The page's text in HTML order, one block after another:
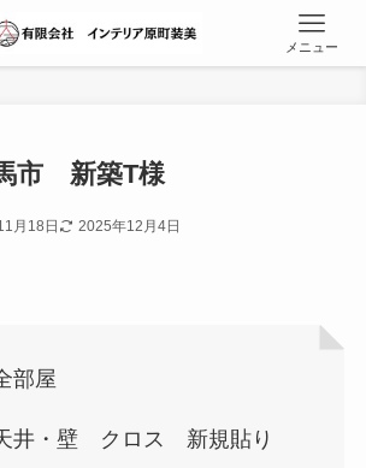
メニュー
市 新築T様
月18日 2025年12月4日
部屋
井・壁 クロス 新規貼り